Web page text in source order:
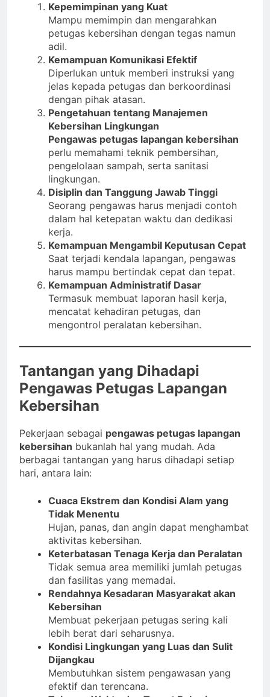
Kepemimpinan yang Kuat
Mampu memimpin dan mengarahkan
petugas kebersihan dengan tegas namun
adil.
Kemampuan Komunikasi Efektif
Diperlukan untuk memberi instruksi yang
jelas kepada petugas dan berkoordinasi
dengan pihak atasan.
Pengetahuan tentang Manajemen
Kebersihan Lingkungan
Pengawas petugas lapangan kebersihan
perlu memahami teknik pembersihan,
pengelolaan sampah, serta sanitasi
lingkungan.
Disiplin dan Tanggung Jawab Tinggi
Seorang pengawas harus menjadi contoh
dalam hal ketepatan waktu dan dedikasi
kerja.
Kemampuan Mengambil Keputusan Cepat
Saat terjadi kendala lapangan, pengawas
harus mampu bertindak cepat dan tepat.
Kemampuan Administratif Dasar
Termasuk membuat laporan hasil kerja,
mencatat kehadiran petugas, dan
mengontrol peralatan kebersihan.
Tantangan yang Dihadapi
Pengawas Petugas Lapangan
Kebersihan
Pekerjaan sebagai pengawas petugas lapangan
kebersihan bukanlah hal yang mudah. Ada
berbagai tantangan yang harus dihadapi setiap
hari, antara lain:
Cuaca Ekstrem dan Kondisi Alam yang
Tidak Menentu
Hujan, panas, dan angin dapat menghambat
aktivitas kebersihan.
Keterbatasan Tenaga Kerja dan Peralatan
Tidak semua area memiliki jumlah petugas
dan fasilitas yang memadai.
Rendahnya Kesadaran Masyarakat akan
Kebersihan
Membuat pekerjaan petugas sering kali
lebih berat dari seharusnya.
Kondisi Lingkungan yang Luas dan Sulit
Dijangkau
Membutuhkan sistem pengawasan yang
efektif dan terencana.